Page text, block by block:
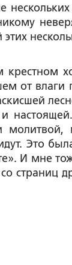
крестном
от влаги
Это
И мне
страниц